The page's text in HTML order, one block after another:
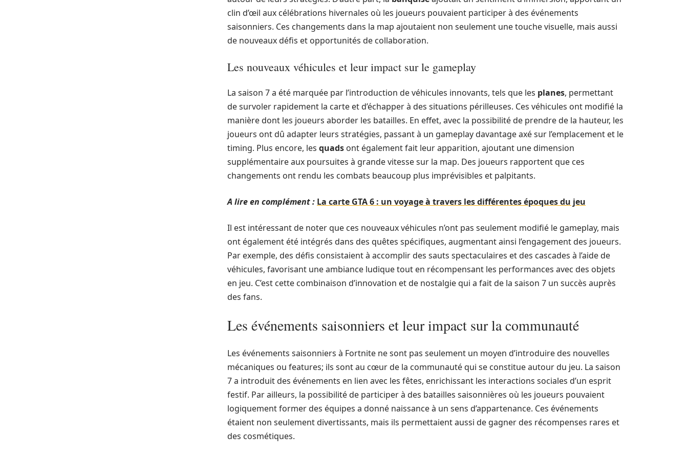
clin d’œil aux célébrations hivernales où les joueurs pouvaient participer à des événements
saisonniers. Ces changements dans la map ajoutaient non seulement une touche visuelle, mais aussi
de nouveaux défis et opportunités de collaboration.
Les nouveaux véhicules et leur impact sur le gameplay
La saison 7 a été marquée par l’introduction de véhicules innovants, tels que les planes, permettant
de survoler rapidement la carte et d’échapper à des situations périlleuses. Ces véhicules ont modifié la
manière dont les joueurs aborder les batailles. En effet, avec la possibilité de prendre de la hauteur, les
joueurs ont dû adapter leurs stratégies, passant à un gameplay davantage axé sur l’emplacement et le
timing. Plus encore, les quads ont également fait leur apparition, ajoutant une dimension
supplémentaire aux poursuites à grande vitesse sur la map. Des joueurs rapportent que ces
changements ont rendu les combats beaucoup plus imprévisibles et palpitants.
A lire en complément : La carte GTA 6 : un voyage à travers les différentes époques du jeu
Il est intéressant de noter que ces nouveaux véhicules n’ont pas seulement modifié le gameplay, mais
ont également été intégrés dans des quêtes spécifiques, augmentant ainsi l’engagement des joueurs.
Par exemple, des défis consistaient à accomplir des sauts spectaculaires et des cascades à l’aide de
véhicules, favorisant une ambiance ludique tout en récompensant les performances avec des objets
en jeu. C’est cette combinaison d’innovation et de nostalgie qui a fait de la saison 7 un succès auprès
des fans.
Les événements saisonniers et leur impact sur la communauté
Les événements saisonniers à Fortnite ne sont pas seulement un moyen d’introduire des nouvelles
mécaniques ou features; ils sont au cœur de la communauté qui se constitue autour du jeu. La saison
7 a introduit des événements en lien avec les fêtes, enrichissant les interactions sociales d’un esprit
festif. Par ailleurs, la possibilité de participer à des batailles saisonnières où les joueurs pouvaient
logiquement former des équipes a donné naissance à un sens d’appartenance. Ces événements
étaient non seulement divertissants, mais ils permettaient aussi de gagner des récompenses rares et
des cosmétiques.